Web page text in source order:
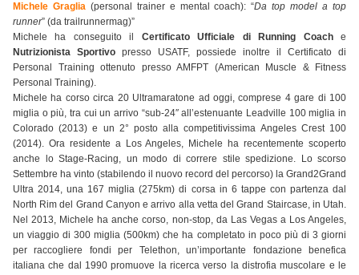
Michele Graglia(personal trainer e mental coach): “Da top model a top
runner” (da trailrunnermag)”
Michele ha conseguito il Certificato Ufficiale di Running Coache
Nutrizionista Sportivo presso USATF, possiede inoltre il Certificato di
Personal Training ottenuto presso AMFPT (American Muscle & Fitness
Personal Training).
Michele ha corso circa 20 Ultramaratone ad oggi, comprese 4 gare di 100
miglia o più, tra cui un arrivo “sub-24″ all’estenuante Leadville 100 miglia in
Colorado (2013) e un 2° posto alla competitivissima Angeles Crest 100
(2014). Ora residente a Los Angeles, Michele ha recentemente scoperto
anche lo Stage-Racing, un modo di correre stile spedizione. Lo scorso
Settembre ha vinto (stabilendo il nuovo record del percorso) la Grand2Grand
Ultra 2014, una 167 miglia (275km) di corsa in 6 tappe con partenza dal
North Rim del Grand Canyon e arrivo alla vetta del Grand Staircase, in Utah.
Nel 2013, Michele ha anche corso, non-stop, da Las Vegas a Los Angeles,
un viaggio di 300 miglia (500km) che ha completato in poco più di 3 giorni
per raccogliere fondi per Telethon, un’importante fondazione benefica
italiana che dal 1990 promuove la ricerca verso la distrofia muscolare e le